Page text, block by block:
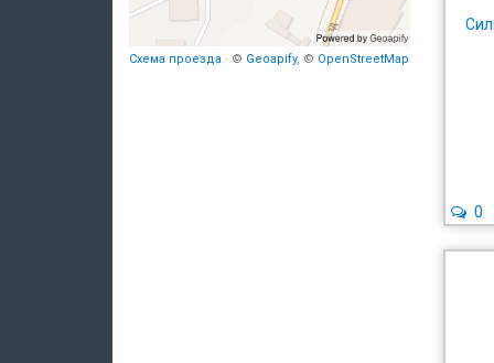
Схема проезда · © Geoapify, © OpenStreetMap
0